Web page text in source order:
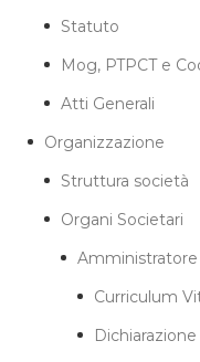
Statuto
Mog, PTPCT e
Atti Generali
Organizzazione
Struttura società
Organi Societari
Curriculum